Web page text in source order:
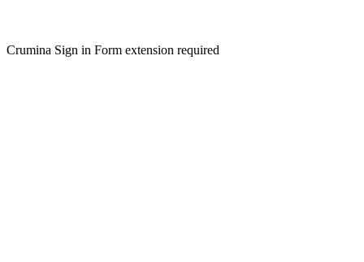
Crumina Sign in Form extension required